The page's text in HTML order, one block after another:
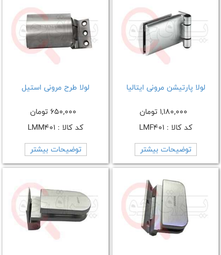
لولا پارتیشن مرونی ایتالیا
کد کالا : LMF401
توضیحات بیشتر
لولا طرح مرونی استیل
کد کالا : LMM401
توضیحات بیشتر